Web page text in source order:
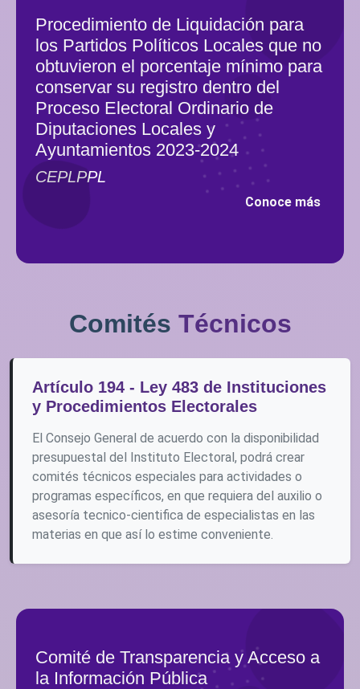
Procedimiento de Liquidación para
los Partidos Políticos Locales que no
obtuvieron el porcentaje mínimo para
conservar su registro dentro del
Proceso Electoral Ordinario de
Diputaciones Locales y
Ayuntamientos 2023-2024
CEPLPPL
Conoce más
Comités Técnicos
Artículo 194 - Ley 483 de Instituciones
y Procedimientos Electorales
El Consejo General de acuerdo con la disponibilidad
presupuestal del Instituto Electoral, podrá crear
comités técnicos especiales para actividades o
programas específicos, en que requiera del auxilio o
asesoría tecnico-cientifica de especialistas en las
materias en que así lo estime conveniente.
Comité de Transparencia y Acceso a
la Información Pública